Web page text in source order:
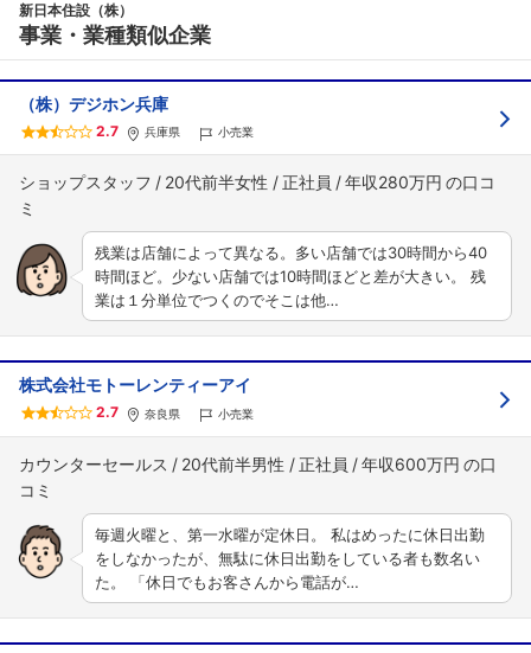
新日本住設（株）
事業・業種類似企業
（株）デジホン兵庫
2.7 兵庫県 小売業
ショップスタッフ 20代前半女性 正社員 年収280万円
残業は店舗によって異なる。多い店舗では30時間から40
時間ほど。少ない店舗では10時間ほどと差が大きい。 残
業は１分単位でつくのでそこは他…
株式会社モトーレンティーアイ
2.7 奈良県 小売業
カウンターセールス 20代前半男性 正社員 年収600万円
毎週火曜と、第一水曜が定休日。 私はめったに休日出勤
をしなかったが、無駄に休日出勤をしている者も数名い
た。 「休日でもお客さんから電話が…